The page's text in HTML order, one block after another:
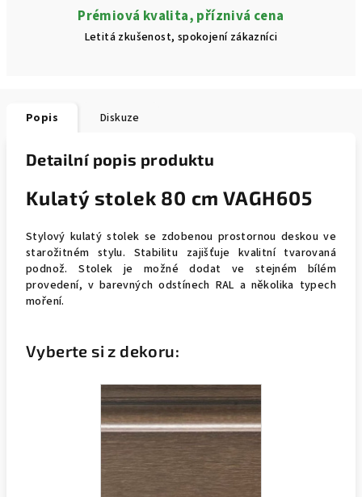
Prémiová kvalita, příznivá cena
Letitá zkušenost, spokojení zákazníci
Popis Diskuze
Detailní popis produktu
Kulatý stolek 80 cm VAGH605
Stylový kulatý stolek se zdobenou prostornou deskou ve
starožitném stylu. Stabilitu zajišťuje kvalitní tvarovaná
podnož. Stolek je možné dodat ve stejném bílém
provedení, v barevných odstínech RAL a několika typech
moření.
Vyberte si z dekoru: